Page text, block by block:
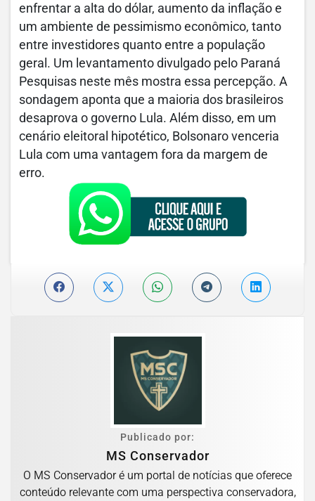
enfrentar a alta do dólar, aumento da inflação e
um ambiente de pessimismo econômico, tanto
entre investidores quanto entre a população
geral. Um levantamento divulgado pelo Paraná
Pesquisas neste mês mostra essa percepção. A
sondagem aponta que a maioria dos brasileiros
desaprova o governo Lula. Além disso, em um
cenário eleitoral hipotético, Bolsonaro venceria
Lula com uma vantagem fora da margem de
erro.
Publicado por:
MS Conservador
O MS Conservador é um portal de notícias que oferece
conteúdo relevante com uma perspectiva conservadora,